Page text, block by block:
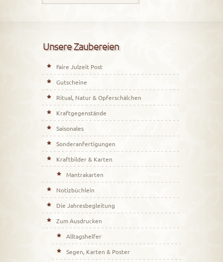
Unsere Zaubereien
Faire Julzeit Post
Gutscheine
Ritual, Natur & Opferschälchen
Kraftgegenstände
Saisonales
Sonderanfertigungen
Kraftbilder & Karten
Mantrakarten
Notizbüchlein
Die Jahresbegleitung
Zum Ausdrucken
Alltagshelfer
Segen, Karten & Poster